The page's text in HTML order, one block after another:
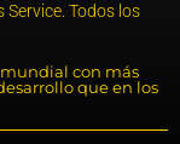
Todos los
con más
que en los